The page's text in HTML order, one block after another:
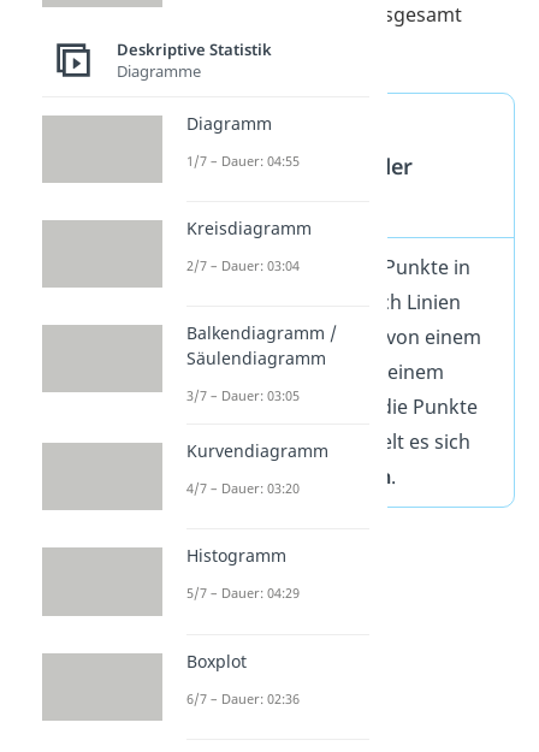
einen
erkennen: Insgesamt
steigtdie Temperatur.
Kurvendiagramme,
Liniendiagramme oder
Wenn du die einzelnen Punkte in
deinem Diagramm durch Linien
verbindest, sprichst du von einem
Kurvendiagramm
oder einem
Liniendiagramm
. Sind die Punkte
nichtverbunden, handelt es sich
um ein
Punktdiagramm.
Deskriptive Statistik
Diagramme
Diagramm
1/7 – Dauer: 04:55
Kreisdiagramm
2/7 – Dauer: 03:04
Balkendiagramm /
Säulendiagramm
3/7 – Dauer: 03:05
Kurvendiagramm
4/7 – Dauer: 03:20
Histogramm
5/7 – Dauer: 04:29
Boxplot
6/7 – Dauer: 02:36